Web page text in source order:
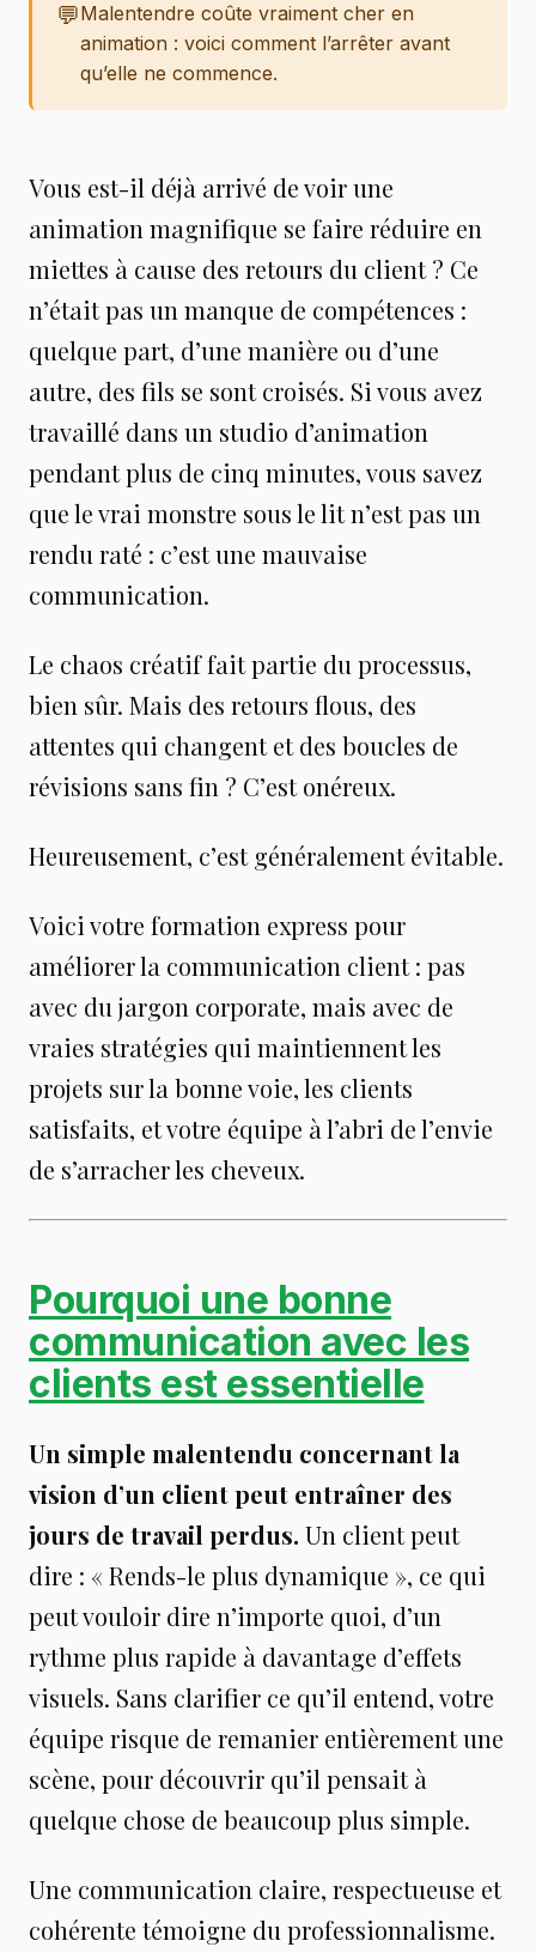
💬Malentendre coûte vraiment cher en
animation : voici comment l’arrêter avant
qu’elle ne commence.
Vous est-il déjà arrivé de voir une
animation magnifique se faire réduire en
miettes à cause des retours du client ? Ce
n’était pas un manque de compétences :
quelque part, d’une manière ou d’une
autre, des fils se sont croisés. Si vous avez
travaillé dans un studio d’animation
pendant plus de cinq minutes, vous savez
que le vrai monstre sous le lit n’est pas un
rendu raté : c’est une mauvaise
communication.
Le chaos créatif fait partie du processus,
bien sûr. Mais des retours flous, des
attentes qui changent et des boucles de
révisions sans fin ? C’est onéreux.
Heureusement, c’est généralement évitable.
Voici votre formation express pour
améliorer la communication client : pas
avec du jargon corporate, mais avec de
vraies stratégies qui maintiennent les
projets sur la bonne voie, les clients
satisfaits, et votre équipe à l’abri de l’envie
de s’arracher les cheveux.
Pourquoi une bonne
communication avec les
clients est essentielle
Un simple malentendu concernant la
vision d’un client peut entraîner des
jours de travail perdus. Un client peut
dire : « Rends-le plus dynamique », ce qui
peut vouloir dire n’importe quoi, d’un
rythme plus rapide à davantage d’effets
visuels. Sans clarifier ce qu’il entend, votre
équipe risque de remanier entièrement une
scène, pour découvrir qu’il pensait à
quelque chose de beaucoup plus simple.
Une communication claire, respectueuse et
cohérente témoigne du professionnalisme.